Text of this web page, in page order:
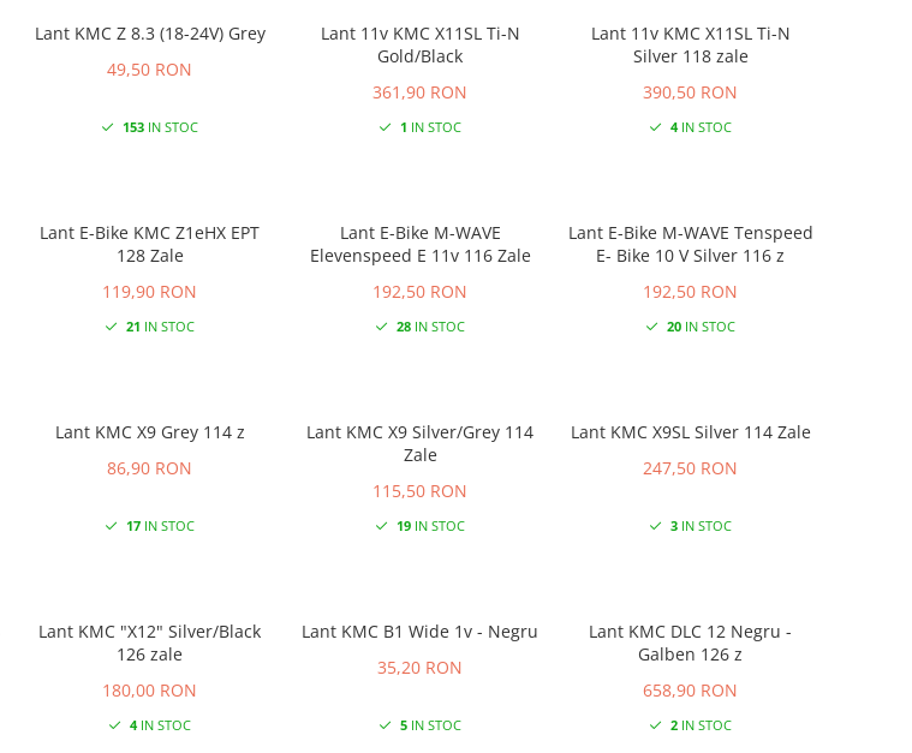
Lant KMC Z 8.3 (18-24V) Grey
49,50 RON
153 IN STOC
Lant 11v KMC X11SL Ti-N
Gold/Black
361,90 RON
1 IN STOC
Lant 11v KMC X11SL Ti-N
Silver 118 zale
390,50 RON
4IN STOC
Lant E-Bike KMC Z1eHX EPT
128 Zale
119,90 RON
21 IN STOC
Lant E-Bike M-WAVE
Elevenspeed E 11v 116 Zale
192,50 RON
28 IN STOC
Lant E-Bike M-WAVE Tenspeed
E- Bike 10 V Silver 116 z
192,50 RON
20 IN STOC
Lant KMC X9 Grey 114 z
86,90 RON
17 IN STOC
Lant KMC X9 Silver/Grey 114
Zale
115,50 RON
19 IN STOC
Lant KMC X9SL Silver 114 Zale
247,50 RON
3 IN STOC
Lant KMC "X12" Silver/Black
126 zale
180,00 RON
4IN STOC
Lant KMC B1 Wide 1v - Negru
35,20 RON
5 IN STOC
Lant KMC DLC 12 Negru -
Galben 126 z
658,90 RON
2 IN STOC